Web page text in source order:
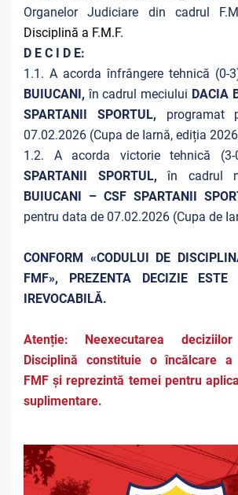
Organelor Judiciare din cadrul
Disciplină a F.M.F.
D E C I D E:
1.1. A acorda înfrângere tehnică (0-
BUIUCANI,în cadrul meciului DACIA
SPARTANII SPORTUL, programat
07.02.2026 (Cupa de Iarnă, ediția
1.2. A acorda victorie tehnică
SPARTANII SPORTUL, în cadrul
BUIUCANI – CSF SPARTANII
pentru data de 07.02.2026 (Cupa de
CONFORM «CODULUI DE
FMF», PREZENTA DECIZIE
IREVOCABILĂ.
Atenție: Neexecutarea
Disciplină constituie o încălcare a
FMF și reprezintă temei pentru
suplimentare.